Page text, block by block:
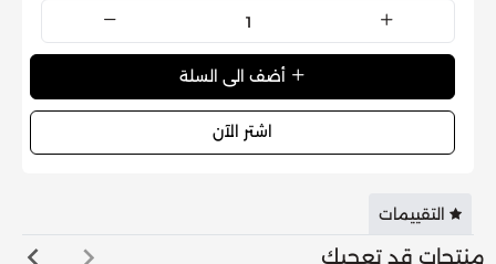
اشتر الآن
التقييمات
منتجات قد تعجبك